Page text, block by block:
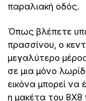
παραλιακή οδός.
Όπως βλέπετε
πρασσίνου, ο
μεγαλύτερο
σε μια μόνο
εικόνα μπορεί
η μακέτα του